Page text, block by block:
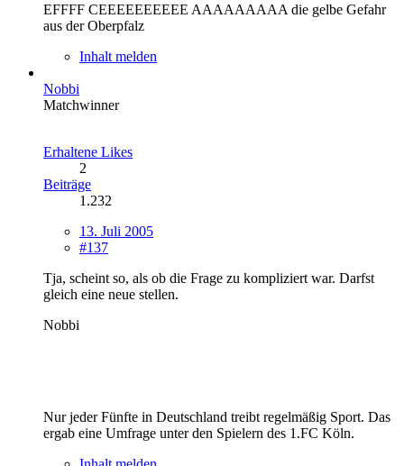
EFFFF CEEEEEEEEEE AAAAAAAAA die gelbe Gefahr
aus der Oberpfalz
Inhalt melden
Nobbi
Matchwinner
Erhaltene Likes
2
Beiträge
1.232
13. Juli 2005
#137
Tja, scheint so, als ob die Frage zu kompliziert war. Darfst
gleich eine neue stellen.
Nobbi
Nur jeder Fünfte in Deutschland treibt regelmäßig Sport. Das
ergab eine Umfrage unter den Spielern des 1.FC Köln.